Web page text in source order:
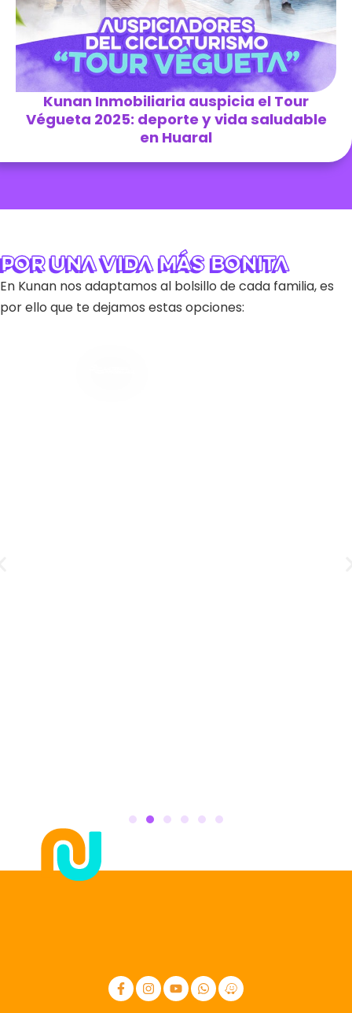
Kunan Inmobiliaria auspicia el Tour
Végueta 2025: deporte y vida saludable
en Huaral
Por una vida más bonita
En Kunan nos adaptamos al bolsillo de cada familia, es
por ello que te dejamos estas opciones: